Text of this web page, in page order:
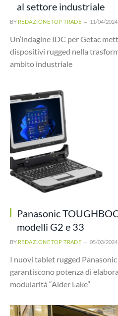
al settore industriale
BY REDAZIONE TOP TRADE 11/04/2024
Un’indagine IDC per Getac
dispositivi rugged nella
ambito industriale
Panasonic
modelli G2 e 33
BY REDAZIONE TOP TRADE 05/03/2024
I nuovi tablet rugged
garantiscono potenza di
modularità “Alder Lake”